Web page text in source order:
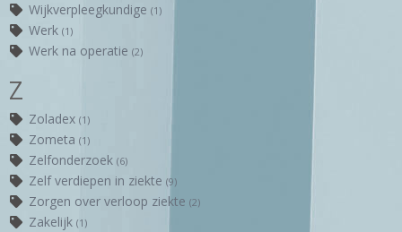
Wijkverpleegkundige(1)
Werk(1)
Werk na operatie(2)
Z
Zoladex(1)
Zometa(1)
Zelfonderzoek(6)
Zelf verdiepen in ziekte(9)
Zorgen over verloop ziekte(2)
Zakelijk(1)